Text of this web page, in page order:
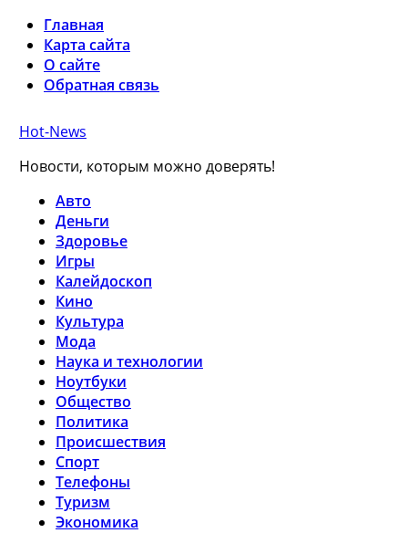
Главная
Карта сайта
О сайте
Обратная связь
Hot-News
Новости, которым можно доверять!
Авто
Деньги
Здоровье
Игры
Калейдоскоп
Кино
Культура
Мода
Наука и технологии
Ноутбуки
Общество
Политика
Происшествия
Спорт
Телефоны
Туризм
Экономика